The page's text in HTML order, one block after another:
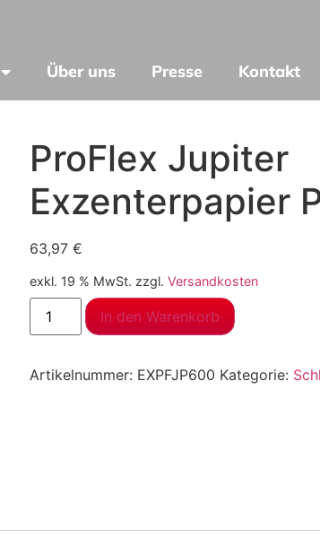
Über uns Presse Kontakt
ProFlex Jupiter
Exzenterpapier
63,97 €
exkl. 19 % MwSt. zzgl. Versandkosten
In den Warenkorb
Artikelnummer: EXPFJP600 Kategorie: